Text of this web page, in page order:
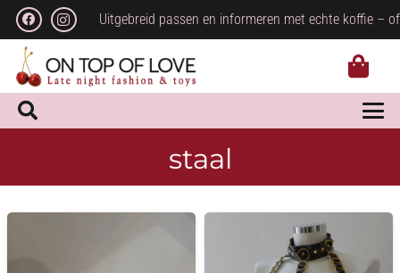
Uitgebreid passen en informeren met echte koffie –
staal